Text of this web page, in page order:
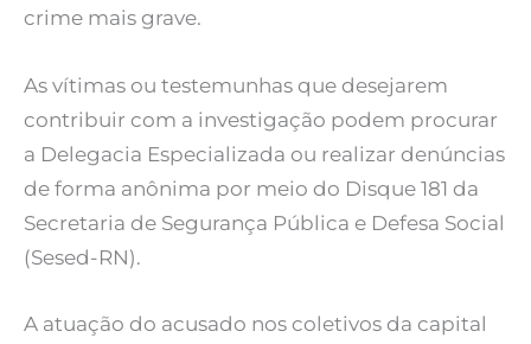
crime mais grave.
As vítimas ou testemunhas que desejarem
contribuir com a investigação podem procurar
a Delegacia Especializada ou realizar denúncias
de forma anônima por meio do Disque 181 da
Secretaria de Segurança Pública e Defesa Social
(Sesed-RN).
A atuação do acusado nos coletivos da capital